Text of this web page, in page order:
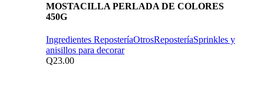
MOSTACILLA PERLADA DE COLORES
450G
Ingredientes ReposteríaOtrosReposteríaSprinkles y
anisillos para decorar
Q23.00